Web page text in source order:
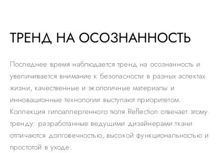
ТРЕНД НА ОСОЗНАННОСТЬ
Последнее время наблюдается тренд на осознанность и
увеличивается внимание к безопасности в разных аспектах
жизни, качественные и экологичные материалы и
инновационные технологии выступают приоритетом.
Коллекция гипоаллергенного тюля Reflection отвечает этому
тренду: разработанные ведущими дизайнерами ткани
отличаются долговечностью, высокой функциональностью и
простотой в уходе.